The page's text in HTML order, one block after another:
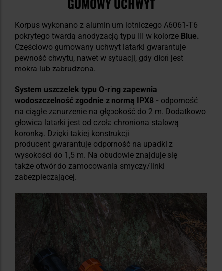
Korpus wykonano z aluminium lotniczego A6061-T6
pokrytego twardą anodyzacją typu III w kolorze Blue.
Częściowo gumowany uchwyt latarki gwarantuje
pewność chwytu, nawet w sytuacji, gdy dłoń jest
mokra lub zabrudzona.
System uszczelek typu O-ring zapewnia
wodoszczelność zgodnie z normą IPX8 - odporność
na ciągłe zanurzenie na głębokość do 2 m. Dodatkowo
głowica latarki jest od czoła chroniona stalową
koronką. Dzięki takiej konstrukcji
producent gwarantuje odporność na upadki z
wysokości do 1,5 m. Na obudowie znajduje się
także otwór do zamocowania smyczy/linki
zabezpieczającej.